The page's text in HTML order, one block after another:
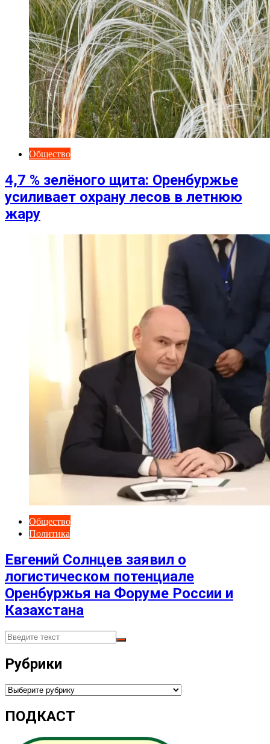
Общество
4,7 % зелёного щита: Оренбуржье
усиливает охрану лесов в летнюю
жару
Общество
Политика
Евгений Солнцев заявил о
логистическом потенциале
Оренбуржья на Форуме России и
Казахстана
Рубрики
Рубрики
ПОДКАСТ